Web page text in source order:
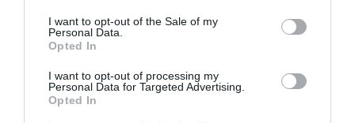
consent section.
I want to opt-out of the Sale of my
Personal Data.
Opted In
I want to opt-out of processing my
Personal Data for Targeted Advertising.
Opted In
4.5 5 1
2 0